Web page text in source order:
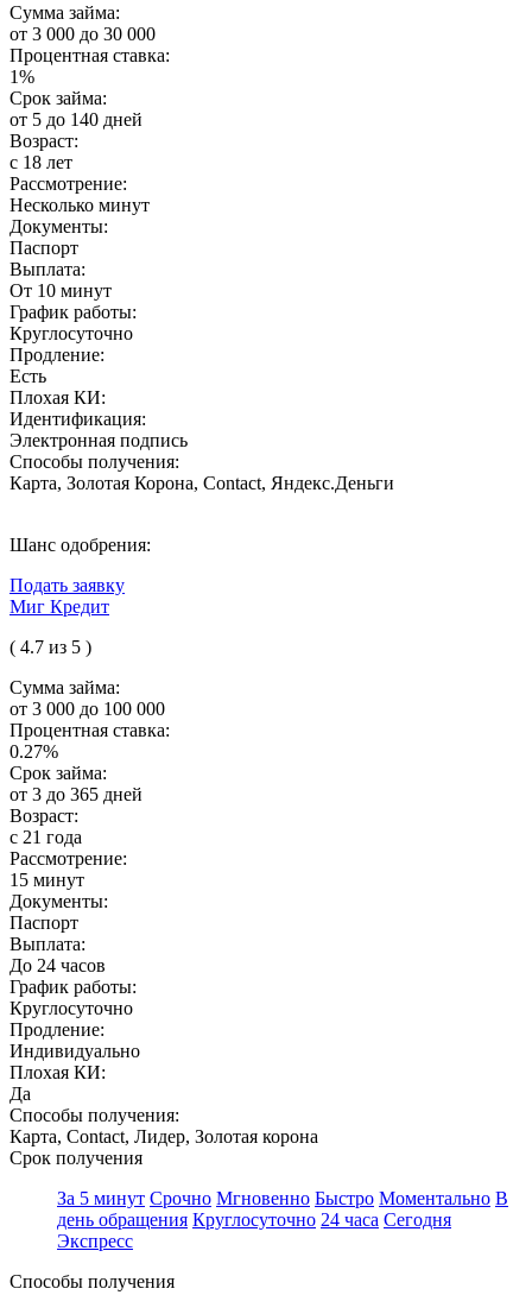
Сумма займа:
от 3 000 до 30 000
Процентная ставка:
1%
Срок займа:
от 5 до 140 дней
Возраст:
с 18 лет
Рассмотрение:
Несколько минут
Документы:
Паспорт
Выплата:
От 10 минут
График работы:
Круглосуточно
Продление:
Есть
Плохая КИ:
Идентификация:
Электронная подпись
Способы получения:
Карта, Золотая Корона, Contact, Яндекс.Деньги
Шанс одобрения:
Подать заявку
Миг Кредит
( 4.7 из 5 )
Сумма займа:
от 3 000 до 100 000
Процентная ставка:
0.27%
Срок займа:
от 3 до 365 дней
Возраст:
с 21 года
Рассмотрение:
15 минут
Документы:
Паспорт
Выплата:
До 24 часов
График работы:
Круглосуточно
Продление:
Индивидуально
Плохая КИ:
Да
Способы получения:
Карта, Contact, Лидер, Золотая корона
Срок получения
За 5 минут Срочно Мгновенно Быстро Моментально В
день обращения Круглосуточно 24 часа Сегодня
Экспресс
Способы получения